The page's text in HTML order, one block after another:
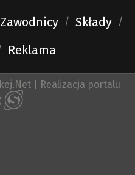
Zawodnicy
Składy
Reklama
| Realizacja portalu